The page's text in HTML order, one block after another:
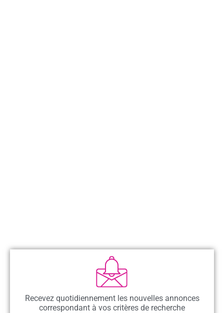
Recevez quotidiennement les nouvelles annonces
correspondant à vos critères de recherche